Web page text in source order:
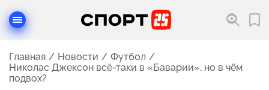
Главная Новости
Футбол
Николас Джексон всё-таки в «Баварии», но в чём
подвох?